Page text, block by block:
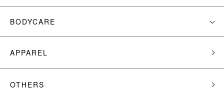
BODYCARE
APPAREL
OTHERS